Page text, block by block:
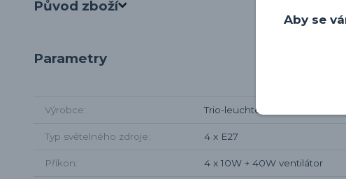
Původ zboží
Parametry
Výrobce Trio-leuchten
Typ světelného zdroje 4 x E27
Příkon 4 x 10W + 40W ventilátor
Aby se